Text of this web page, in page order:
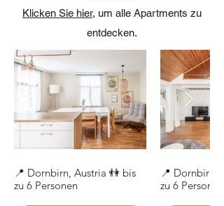
Klicken Sie hier, um alle Apartments zu
entdecken.
📍 Dornbirn, Austria 👫 bis
zu 6 Personen
📍 Dornbirn,
zu 6 Personen